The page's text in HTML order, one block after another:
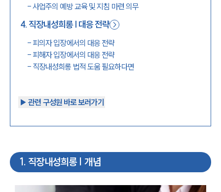
-사업주의 예방 교육 및 지침 마련 의무
4. 직장내성희롱 | 대응 전략
- 피의자 입장에서의 대응 전략
- 피해자 입장에서의 대응 전략
- 직장내성희롱 법적 도움 필요하다면
▶︎ 관련 구성원 바로 보러가기
1 . 직장내성희롱 | 개념